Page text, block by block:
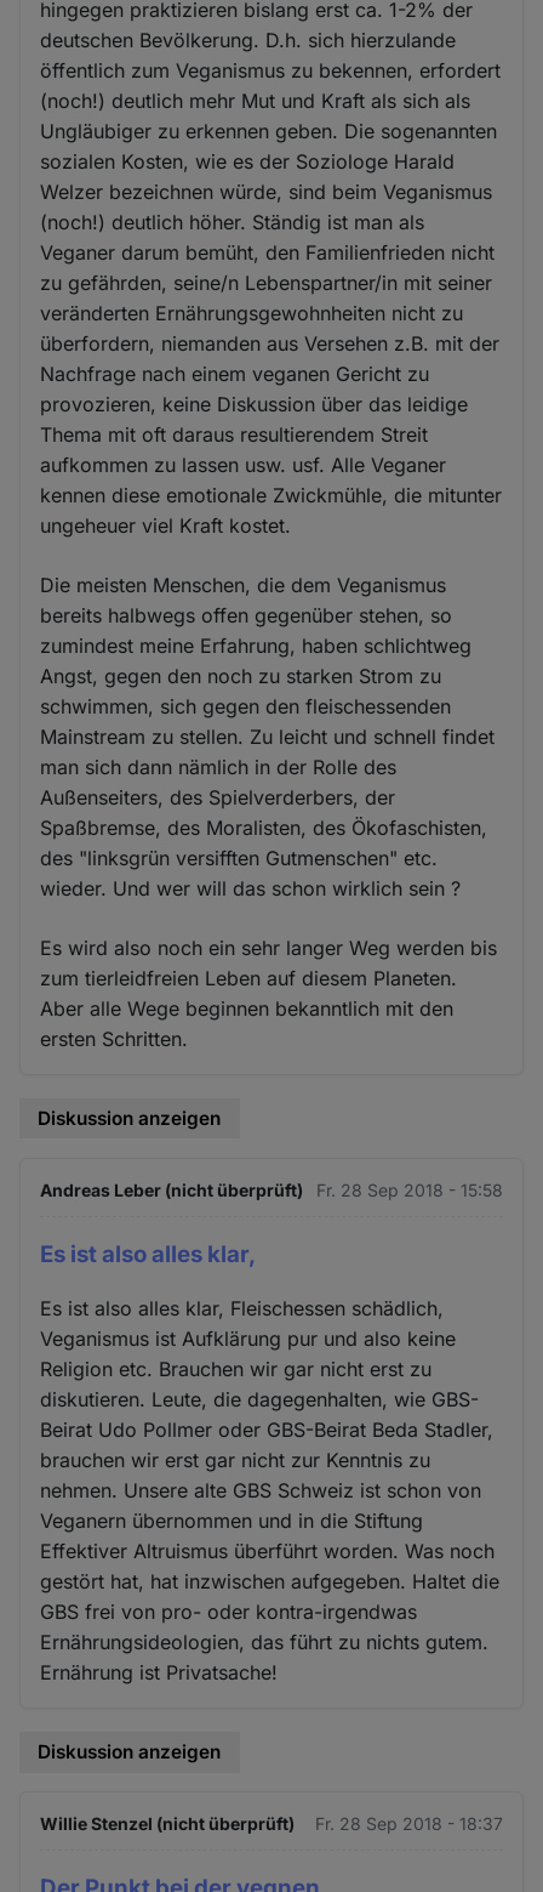
hingegen praktizieren bislang erst ca. 1-2% der
deutschen Bevölkerung. D.h. sich hierzulande
öffentlich zum Veganismus zu bekennen, erfordert
(noch!) deutlich mehr Mut und Kraft als sich als
Ungläubiger zu erkennen geben. Die sogenannten
sozialen Kosten, wie es der Soziologe Harald
Welzer bezeichnen würde, sind beim Veganismus
(noch!) deutlich höher. Ständig ist man als
Veganer darum bemüht, den Familienfrieden nicht
zu gefährden, seine/n Lebenspartner/in mit seiner
veränderten Ernährungsgewohnheiten nicht zu
überfordern, niemanden aus Versehen z.B. mit der
Nachfrage nach einem veganen Gericht zu
provozieren, keine Diskussion über das leidige
Thema mit oft daraus resultierendem Streit
aufkommen zu lassen usw. usf. Alle Veganer
kennen diese emotionale Zwickmühle, die mitunter
ungeheuer viel Kraft kostet.
Die meisten Menschen, die dem Veganismus
bereits halbwegs offen gegenüber stehen, so
zumindest meine Erfahrung, haben schlichtweg
Angst, gegen den noch zu starken Strom zu
schwimmen, sich gegen den fleischessenden
Mainstream zu stellen. Zu leicht und schnell findet
man sich dann nämlich in der Rolle des
Außenseiters, des Spielverderbers, der
Spaßbremse, des Moralisten, des Ökofaschisten,
des "linksgrün versifften Gutmenschen" etc.
wieder. Und wer will das schon wirklich sein ?
Es wird also noch ein sehr langer Weg werden bis
zum tierleidfreien Leben auf diesem Planeten.
Aber alle Wege beginnen bekanntlich mit den
ersten Schritten.
Diskussion anzeigen
Andreas Leber (nicht überprüft) Fr. 28 Sep 2018 - 15:58
Es ist also alles klar,
Es ist also alles klar, Fleischessen schädlich,
Veganismus ist Aufklärung pur und also keine
Religion etc. Brauchen wir gar nicht erst zu
diskutieren. Leute, die dagegenhalten, wie GBS-
Beirat Udo Pollmer oder GBS-Beirat Beda Stadler,
brauchen wir erst gar nicht zur Kenntnis zu
nehmen. Unsere alte GBS Schweiz ist schon von
Veganern übernommen und in die Stiftung
Effektiver Altruismus überführt worden. Was noch
gestört hat, hat inzwischen aufgegeben. Haltet die
GBS frei von pro- oder kontra-irgendwas
Ernährungsideologien, das führt zu nichts gutem.
Ernährung ist Privatsache!
Diskussion anzeigen
Willie Stenzel (nicht überprüft) Fr. 28 Sep 2018 - 18:37